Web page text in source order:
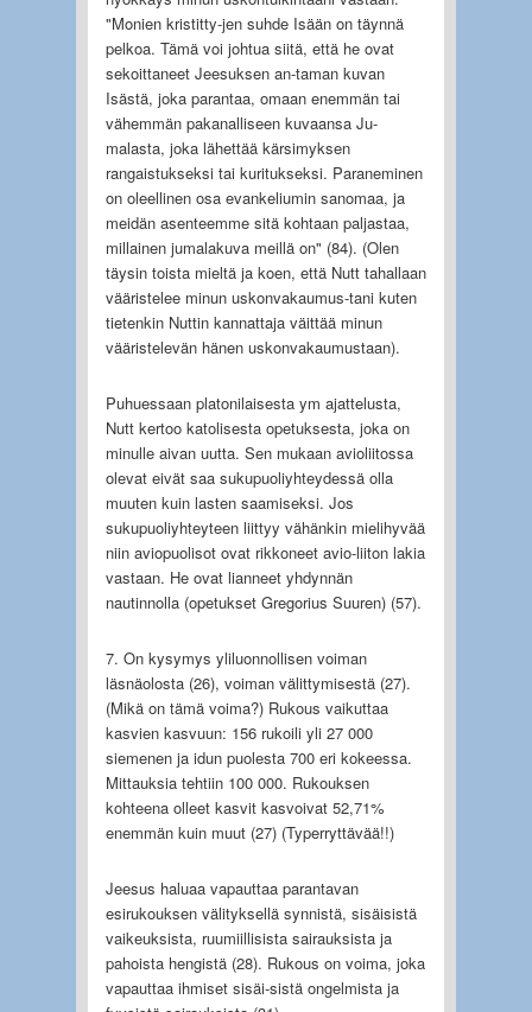
"Monien kristitty-jen suhde Isään on täynnä
pelkoa. Tämä voi johtua siitä, että he ovat
sekoittaneet Jeesuksen an-taman kuvan
Isästä, joka parantaa, omaan enemmän tai
vähemmän pakanalliseen kuvaansa Ju-
malasta, joka lähettää kärsimyksen
rangaistukseksi tai kuritukseksi. Paraneminen
on oleellinen osa evankeliumin sanomaa, ja
meidän asenteemme sitä kohtaan paljastaa,
millainen jumalakuva meillä on" (84). (Olen
täysin toista mieltä ja koen, että Nutt tahallaan
vääristelee minun uskonvakaumus-tani kuten
tietenkin Nuttin kannattaja väittää minun
vääristelevän hänen uskonvakaumustaan).
Puhuessaan platonilaisesta ym ajattelusta,
Nutt kertoo katolisesta opetuksesta, joka on
minulle aivan uutta. Sen mukaan avioliitossa
olevat eivät saa sukupuoliyhteydessä olla
muuten kuin lasten saamiseksi. Jos
sukupuoliyhteyteen liittyy vähänkin mielihyvää
niin aviopuolisot ovat rikkoneet avio-liiton lakia
vastaan. He ovat lianneet yhdynnän
nautinnolla (opetukset Gregorius Suuren) (57).
7. On kysymys yliluonnollisen voiman
läsnäolosta (26), voiman välittymisestä (27).
(Mikä on tämä voima?) Rukous vaikuttaa
kasvien kasvuun: 156 rukoili yli 27 000
siemenen ja idun puolesta 700 eri kokeessa.
Mittauksia tehtiin 100 000. Rukouksen
kohteena olleet kasvit kasvoivat 52,71%
enemmän kuin muut (27) (Typerryttävää!!)
Jeesus haluaa vapauttaa parantavan
esirukouksen välityksellä synnistä, sisäisistä
vaikeuksista, ruumiillisista sairauksista ja
pahoista hengistä (28). Rukous on voima, joka
vapauttaa ihmiset sisäi-sistä ongelmista ja